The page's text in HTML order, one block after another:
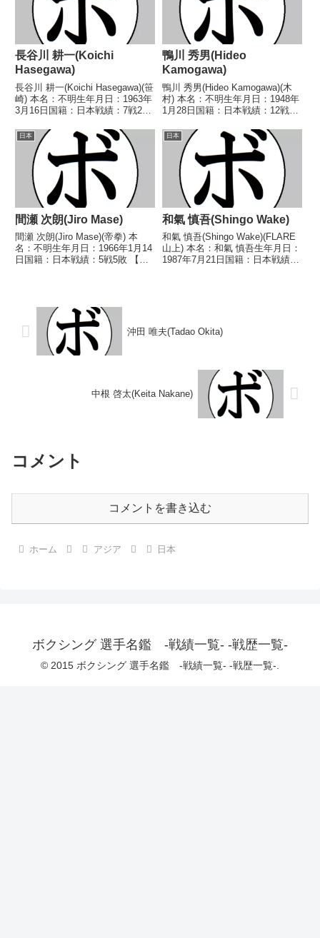
長谷川 耕一(Koichi
Hasegawa)
長谷川 耕一(Koichi Hasegawa)(笹
崎) 本名：不明生年月日：1963年
3月16日国籍：日本戦績：7戦2勝
し 【戦歴】1984/01/12 △4R判
定 (採点不明) 安達 義明(宍
戸)19...
鴨川 秀男(Hideo
Kamogawa)
鴨川 秀男(Hideo Kamogawa)(木
村) 本名：不明生年月日：1948年
1月28日国籍：日本戦績：12戦4
なし 【戦歴】1967/06/15 △4R
判定 (採点不明) 川辰 正悟(中
村)196...
日本
間瀬 次朗(Jiro Mase)
間瀬 次朗(Jiro Mase)(帝拳) 本
名：不明生年月日：1966年1月14
日国籍：日本戦績：5戦5敗 【獲
不明) 吉田 正光(館林...
日本
和氣 慎吾(Shingo Wake)
和氣 慎吾(Shingo Wake)(FLARE
山上) 本名：和氣 慎吾生年月日：
1987年7月21日国籍：日本戦績：
沖田 唯夫(Tadao Okita)
中根 啓太(Keita Nakane)
コメント
コメントを書き込む
ホーム アジア 日本
ボクシング 選手名鑑 -戦績一覧- -戦歴一覧-
© 2015 ボクシング 選手名鑑 -戦績一覧- -戦歴一覧-.